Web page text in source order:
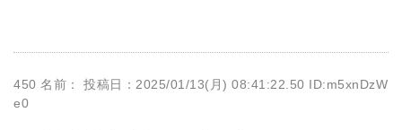
450 名前：
投稿日：2025/01/13(月) 08:41:22.50 ID:m5xnDzW
e0